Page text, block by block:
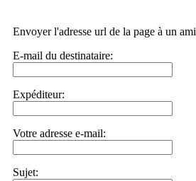
Envoyer l'adresse url de la page à un ami
E-mail du destinataire:
Expéditeur:
Votre adresse e-mail:
Sujet: